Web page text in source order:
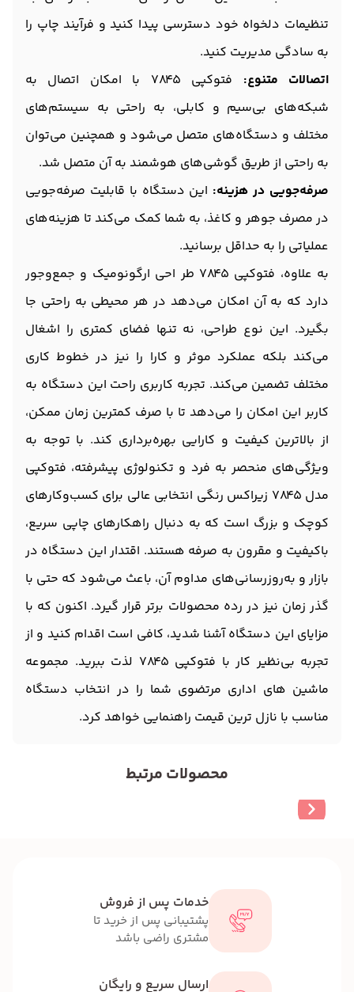
تنظیمات دلخواه خود دسترسی پیدا کنید و فرآیند چاپ را
به سادگی مدیریت کنید.
اتصالات متنوع:
فتوکپی 7845 با امکان اتصال به
شبکه‌های بی‌سیم و کابلی، به راحتی به سیستم‌های
مختلف و دستگاه‌های متصل می‌شود و همچنین می‌توان
به راحتی از طریق گوشی‌های هوشمند به آن متصل شد.
صرفه‌جویی در هزینه: این دستگاه با قابلیت صرفه‌جویی
در مصرف جوهر و کاغذ، به شما کمک می‌کند تا هزینه‌های
عملیاتی را به حداقل برسانید.
به علاوه، فتوکپی 7845 طر احی ارگونومیک و جمع‌وجور
دارد که به آن امکان می‌دهد در هر محیطی به راحتی جا
بگیرد. این نوع طراحی، نه تنها فضای کمتری را اشغال
می‌کند بلکه عملکرد موثر و کارا را نیز در خطوط کاری
مختلف تضمین می‌کند. تجربه کاربری راحت این دستگاه به
کاربر این امکان را می‌دهد تا با صرف کمترین زمان ممکن،
از بالاترین کیفیت و کارایی بهره‌برداری کند. با توجه به
ویژگی‌های منحصر به فرد و تکنولوژی پیشرفته، فتوکپی
مدل 7845 زیراکس رنگی انتخابی عالی برای کسب‌وکارهای
کوچک و بزرگ است که به دنبال راهکارهای چاپی سریع،
باکیفیت و مقرون به صرفه هستند. اقتدار این دستگاه در
بازار و به‌روزرسانی‌های مداوم آن، باعث می‌شود که حتی با
گذر زمان نیز در رده محصولات برتر قرار گیرد. اکنون که با
مزایای این دستگاه آشنا شدید، کافی است اقدام کنید و از
تجربه بی‌نظیر کار با فتوکپی 7845 لذت ببرید. مجموعه
ماشین های اداری مرتضوی شما را در انتخاب دستگاه
مناسب با نازل ترین قیمت راهنمایی خواهد کرد.
محصولات مرتبط
خدمات پس از فروش
پشتیبانی پس از خرید تا
مشتری راضی باشد
ارسال سریع و رایگان